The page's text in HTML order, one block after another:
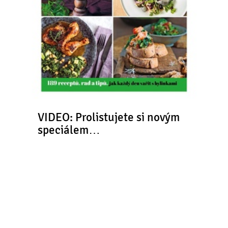
VIDEO: Prolistujete si novým
speciálem…